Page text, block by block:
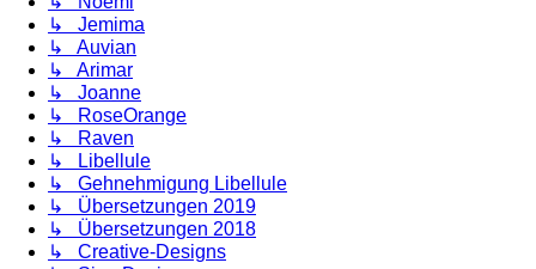
↳ Jemima
↳ Auvian
↳ Arimar
↳ Joanne
↳ RoseOrange
↳ Raven
↳ Libellule
↳ Gehnehmigung Libellule
↳ Übersetzungen 2019
↳ Übersetzungen 2018
↳ Creative-Designs